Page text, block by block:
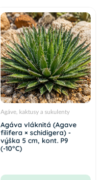
Agáve, kaktusy a sukulenty
Agáva vláknitá (Agave
filifera × schidigera) -
výška 5 cm, kont. P9
(-10°C)